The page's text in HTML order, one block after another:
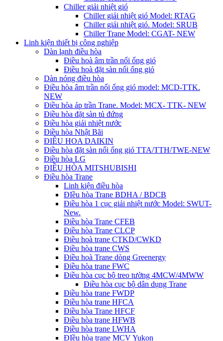
Chiller giải nhiệt gió
Chiller giải nhiệt gió Model: RTAG
Chiller giải nhiệt gió. Model: SRUB
Chiller Trane Model: CGAT- NEW
Linh kiện thiết bị công nghiệp
Dàn lạnh điều hòa
Điều hoà âm trần nối ống gió
Điều hoà đặt sàn nối ống gió
Dàn nóng điều hòa
Điều hòa âm trần nối ống gió model: MCD-TTK.
NEW
Điều hòa áp trần Trane. Model: MCX- TTK- NEW
Điều hòa đặt sàn tủ đứng
Điều hòa giải nhiệt nước
Điều hòa Nhật Bãi
ĐIÊU HOA DAIKIN
Điều hòa đặt sàn nối ống gió TTA/TTH/TWE-NEW
Điều hòa LG
ĐIỀU HÒA MITSHUBISHI
Điều hòa Trane
Linh kiện điều hòa
ĐIều hòa Trane BDHA / BDCB
Điều hòa 1 cục giải nhiệt nước Model: SWUT-
New.
Điều hòa Trane CFEB
Điều hòa Trane CLCP
Điều hoà trane CTKD/CWKD
Điều hòa trane CWS
Điều hoà Trane dòng Greenergy
Điều hòa trane FWC
Điều hòa cục bộ treo tường 4MCW/4MWW
Điều hòa cục bộ dân dụng Trane
Điều hòa trane FWDP
Điều hòa trane HFCA
Điều hòa Trane HFCF
Điều hòa trane HFWB
Điều hòa trane LWHA
ĐIều hòa trane MCV Yukon